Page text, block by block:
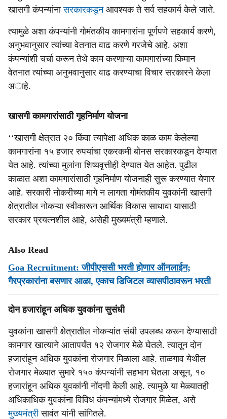
खासगी कंपन्‍यांनासरकारकडून आवश्‍‍यक ते सर्व सहकार्य केले जाते.
त्‍यामुळे अशा कंपन्‍यांनी गोमंतकीय कामगारांना पूर्णपणे सहकार्य करणे,
अनुभवानुसार त्‍यांच्‍या वेतनात वाढ करणे गरजेचे आहे. अशा
कंपन्‍यांशी चर्चा करून तेथे काम करणाऱ्या कामगारांच्‍या किमान
वेतनात त्‍यांच्‍या अनुभवानुसार वाढ करण्‍याचा विचार सरकारने केला
अाहे.
खासगी कामगारांसाठी गृहनिर्माण योजना
‘‘खासगी क्षेत्रात २० किंवा त्‍यापेक्षा अधिक काळ काम केलेल्‍या
कामगारांना १५ हजार रुपयांचा एकरकमी बोनस सरकारकडून देण्‍यात
येत आहे. त्‍यांच्‍या मुलांना शिष्‍यवृत्तीही देण्‍यात येत आहेत. पुढील
काळात अशा कामगारांसाठी गृहनिर्माण योजनाही सुरू करण्‍यात येणार
आहे. सरकारी नोकरीच्‍या मागे न लागता गोमंतकीय युवकांनी खासगी
क्षेत्रातील नोकऱ्या स्‍वीकारून आर्थिक विकास साधावा यासाठी
सरकार प्रयत्‍नशील आहे, असेही मुख्‍यमंत्री म्‍हणाले.
Also Read
Goa Recruitment: जीपीएससी भरती होणार ऑनलाईन;
गैरप्रकारांना बसणार आळा, एकाच डिजिटल व्यासपीठावरून भरती
दोन हजारांहून अधिक युवकांना सुसंधी
युवकांना खासगी क्षेत्रातील नोकऱ्यांत संधी उपलब्‍ध करून देण्‍यासाठी
कामगार खात्‍याने आतापर्यंत १२ रोजगार मेळे घेतले. त्‍यातून दोन
हजारांहून अधिक युवकांना रोजगार मिळाला आहे. ताळगाव येथील
रोजगार मेळ्यात सुमारे १५० कंपन्‍यांनी सहभाग घेतला असून, १०
हजारांहून अधिक युवकांनी नोंदणी केली आहे. त्‍यामुळे या मेळ्यातही
अधिकाधिक युवकांना विविध कंपन्‍यांमध्‍ये रोजगार मिळेल, असे
मुख्‍यमंत्रीसावंत यांनी सांगितले.